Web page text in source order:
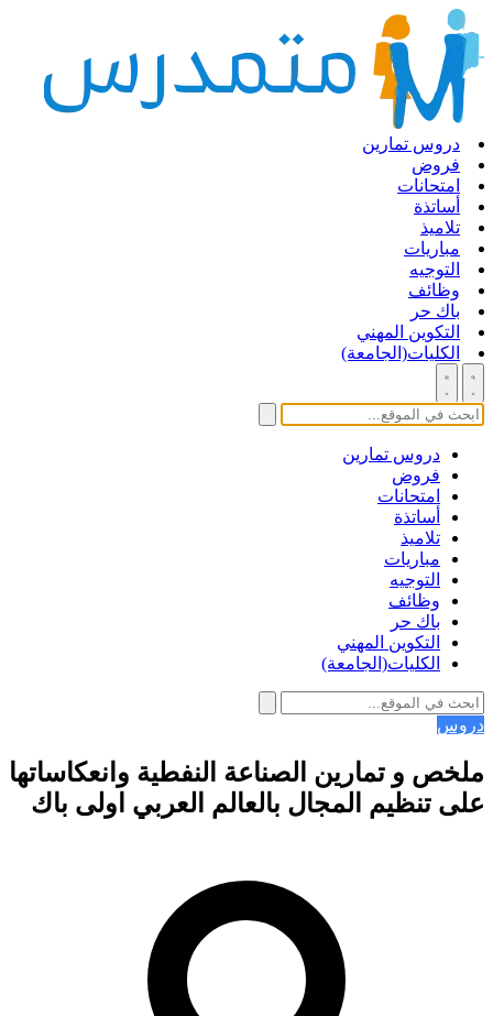
دروس تمارين
فروض
امتحانات
أساتذة
تلاميذ
مباريات
التوجيه
وظائف
باك حر
التكوين المهني
الكليات(الجامعة)
دروس تمارين
فروض
امتحانات
أساتذة
تلاميذ
مباريات
التوجيه
وظائف
باك حر
التكوين المهني
الكليات(الجامعة)
دروس
ملخص و تمارين الصناعة النفطية وانعكاساتها
على تنظيم المجال بالعالم العربي اولى باك